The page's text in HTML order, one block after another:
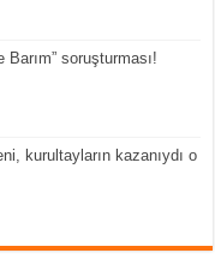
Barım” soruşturması!
kurultayların kazanıydı o